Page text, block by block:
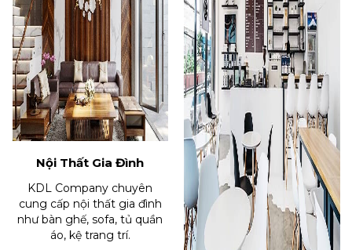
Nội Thất Gia Đình
KDL Company chuyên
cung cấp nội thất gia đình
như bàn ghế, sofa, tủ quần
áo, kệ trang trí.